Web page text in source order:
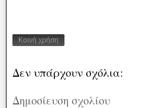
Κοινή χρήση
Δεν υπάρχουν σχόλια:
Δημοσίευση σχολίου